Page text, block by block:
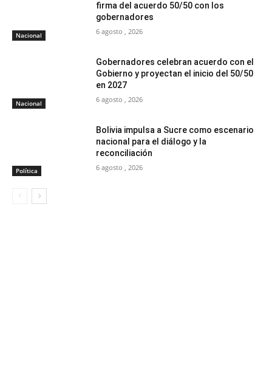
Nacional
firma del acuerdo 50/50 con los
gobernadores
6 agosto , 2026
Nacional
Gobernadores celebran acuerdo con el
Gobierno y proyectan el inicio del 50/50
en 2027
6 agosto , 2026
Política
Bolivia impulsa a Sucre como escenario
nacional para el diálogo y la
reconciliación
6 agosto , 2026